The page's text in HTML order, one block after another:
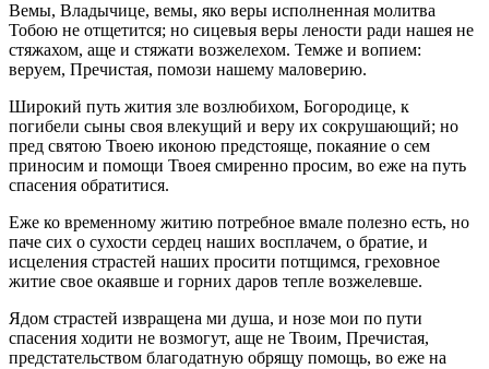
Вемы, Владычице, вемы, яко веры исполненная молитва
Тобою не отщетится; но сицевыя веры лености ради нашея не
стяжахом, аще и стяжати возжелехом. Темже и вопием:
веруем, Пречистая, помози нашему маловерию.
Широкий путь жития зле возлюбихом, Богородице, к
погибели сыны своя влекущий и веру их сокрушающий; но
пред святою Твоею иконою предстояще, покаяние о сем
приносим и помощи Твоея смиренно просим, во еже на путь
спасения обратитися.
Еже ко временному житию потребное вмале полезно есть, но
паче сих о сухости сердец наших восплачем, о братие, и
исцеления страстей наших просити потщимся, греховное
житие свое окаявше и горних даров тепле возжелевше.
Ядом страстей извращена ми душа, и нозе мои по пути
спасения ходити не возмогут, аще не Твоим, Пречистая,
предстательством благодатную обрящу помощь, во еже на